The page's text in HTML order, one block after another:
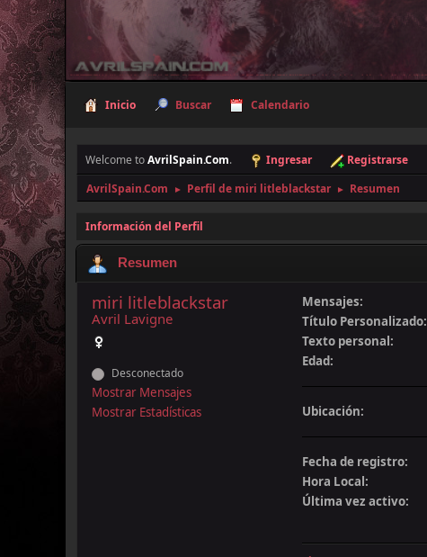
Inicio Buscar Calendario
Welcome toAvrilSpain.Com. Ingresar Registrarse
AvrilSpain.Com
► Perfil de miri litleblackstar ► Resumen
Información del Perfil
Resumen
miri litleblackstar
Avril Lavigne
Desconectado
Mostrar Mensajes
Mostrar Estadísticas
Mensajes:
Título Personalizado:
Texto personal:
Edad:
Ubicación:
Fecha de registro:
Hora Local:
Última vez activo: